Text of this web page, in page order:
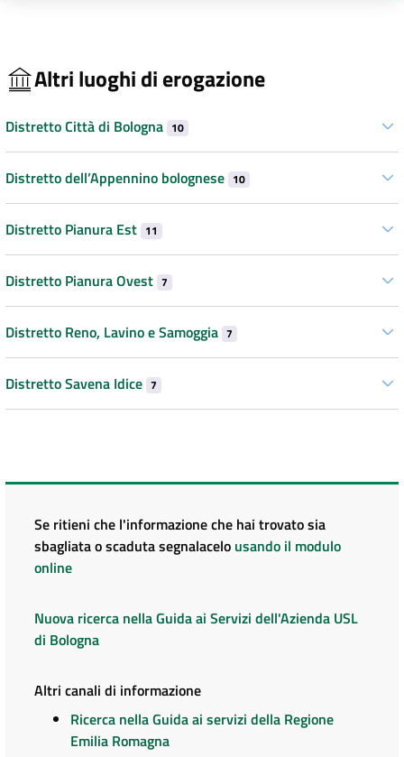
Altri luoghi di erogazione
Distretto Città di Bologna 10
Distretto dell’Appennino bolognese 10
Distretto Pianura Est 11
Distretto Pianura Ovest 7
Distretto Reno, Lavino e Samoggia 7
Distretto Savena Idice 7
Se ritieni che l'informazione che hai trovato sia
sbagliata o scaduta segnalacelo usando il modulo
online
Nuova ricerca nella Guida ai Servizi dell'Azienda USL
di Bologna
Altri canali di informazione
Ricerca nella Guida ai servizi della Regione
Emilia Romagna